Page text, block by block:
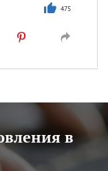
475
в